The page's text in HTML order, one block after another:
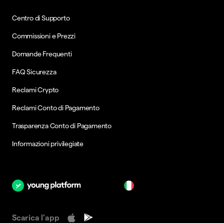
Centro di Supporto
Commissioni e Prezzi
Domande Frequenti
FAQ Sicurezza
Reclami Crypto
Reclami Conto di Pagamento
Trasparenza Conto di Pagamento
Informazioni privilegiate
Scarica l'app